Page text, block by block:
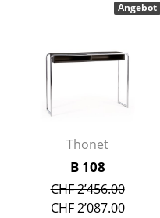
Figuren & Miniaturen
Vasen
Tabletts
Büroutensilien
Aufbewahrungsboxen
Decken
Kissen
Thonet
B 108
CHF 2’456.00
CHF 2’087.00
Angebot